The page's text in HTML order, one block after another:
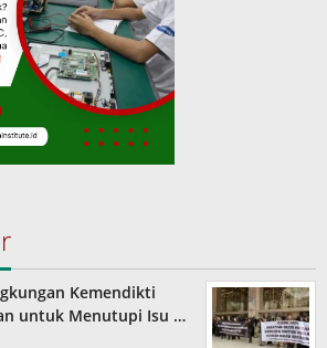
Kemendikti
untuk Menutupi Isu …